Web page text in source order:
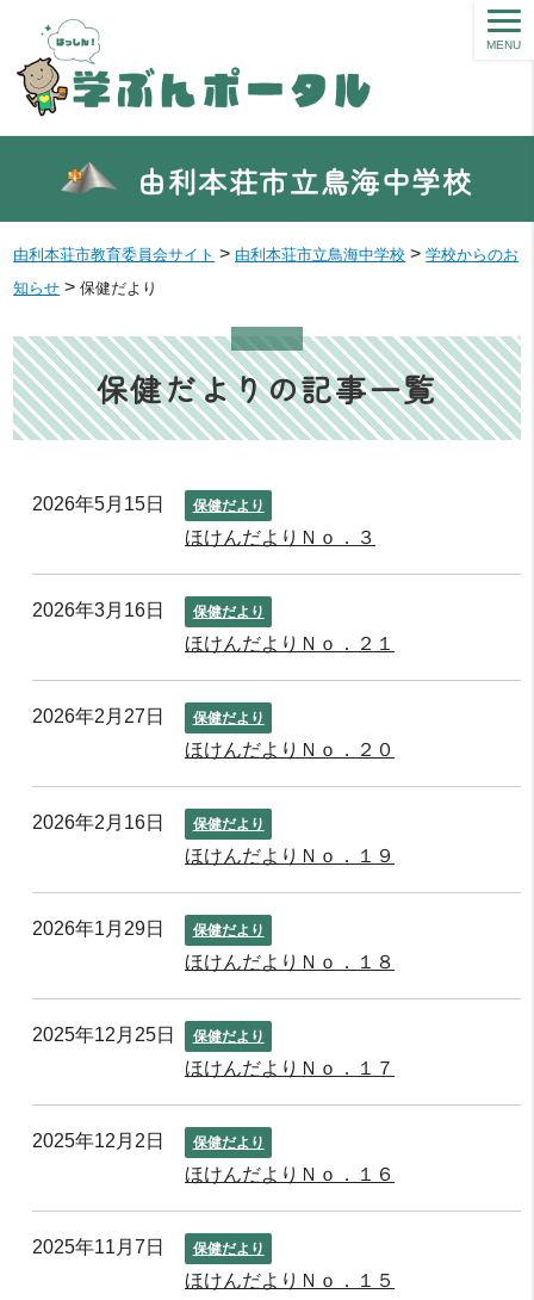
由利本荘市立鳥海中学校
MENU
由利本荘市教育委員会サイト > 由利本荘市立鳥海中学校 >学校からのお
知らせ >保健だより
保健だよりの記事一覧
2026年5月15日 保健だより
ほけんだよりＮｏ．３
2026年3月16日 保健だより
ほけんだよりＮｏ．２１
2026年2月27日 保健だより
ほけんだよりＮｏ．２０
2026年2月16日 保健だより
ほけんだよりＮｏ．１９
2026年1月29日 保健だより
ほけんだよりＮｏ．１８
2025年12月25日 保健だより
ほけんだよりＮｏ．１７
2025年12月2日 保健だより
ほけんだよりＮｏ．１６
2025年11月7日 保健だより
ほけんだよりＮｏ．１５